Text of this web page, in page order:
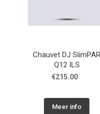
Chauvet DJ SlimPAR
Q12 ILS
€215.00
Meer info